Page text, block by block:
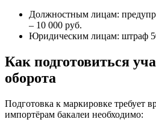
Должностным лицам:
– 10 000 руб.
Юридическим лицам: штраф
Как подготовиться
оборота
Подготовка к маркировке требует
импортёрам бакалеи необходимо: